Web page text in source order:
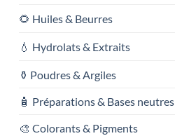
🌻 Huiles & Beurres
💧 Hydrolats & Extraits
⚱️ Poudres & Argiles
🧴 Préparations & Bases neutres
🎨 Colorants & Pigments